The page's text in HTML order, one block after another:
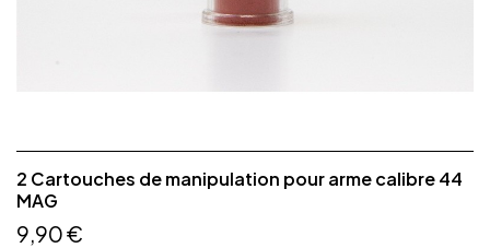
2 Cartouches de manipulation pour arme calibre 44
MAG
9,90 €